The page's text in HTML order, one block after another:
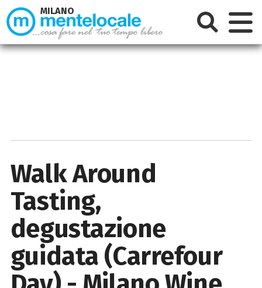
Walk Around
Tasting,
degustazione
guidata (Carrefour
MILANO